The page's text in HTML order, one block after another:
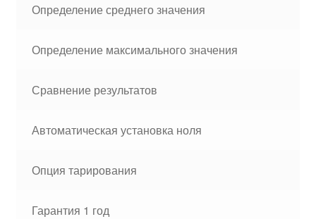
Определение среднего значения
Определение максимального значения
Сравнение результатов
Автоматическая установка ноля
Опция тарирования
Гарантия 1 год